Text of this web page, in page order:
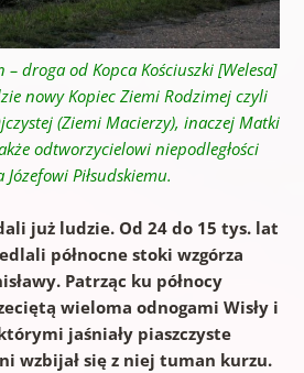
– droga od Kopca Kościuszki [Welesa]
nowy Kopiec Ziemi Rodzimej czyli
(Ziemi Macierzy), inaczej Matki
odtworzycielowi niepodległości
Piłsudskiemu.
już ludzie. Od 24 do 15 tys. lat
północne stoki wzgórza
Patrząc ku północy
wieloma odnogami Wisły i
jaśniały piaszczyste
wzbijał się z niej tuman kurzu.